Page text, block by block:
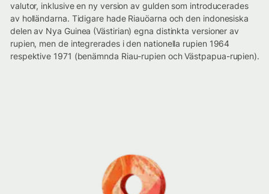
valutor, inklusive en ny version av gulden som introducerades
av holländarna. Tidigare hade Riauöarna och den indonesiska
delen av Nya Guinea (Västirian) egna distinkta versioner av
rupien, men de integrerades i den nationella rupien 1964
respektive 1971 (benämnda Riau-rupien och Västpapua-rupien).